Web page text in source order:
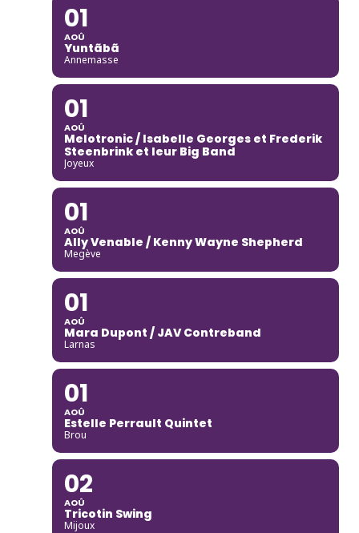
01
AOÛ
Yuntãbã
Annemasse
01
AOÛ
Melotronic / Isabelle Georges et Frederik
Steenbrink et leur Big Band
Joyeux
01
AOÛ
Ally Venable / Kenny Wayne Shepherd
Megève
01
AOÛ
Mara Dupont / JAV Contreband
Larnas
01
AOÛ
Estelle Perrault Quintet
Brou
02
AOÛ
Tricotin Swing
Mijoux